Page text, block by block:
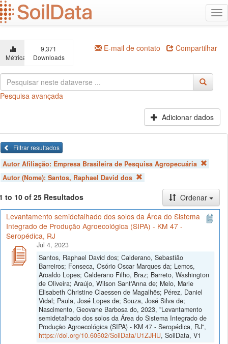
Ir
para
o
principal
Métricas
9,371
Downloads
E-mail de contato Compartilhar
Pesquisa avançada
Adicionar dados
Filtrar resultados
Autor Afiliação: Empresa Brasileira de Pesquisa Agropecuária
Autor (Nome): Santos, Raphael David dos
to 10 of 25 Resultados
Ordenar
Levantamento semidetalhado dos solos da Área do Sistema
Integrado de Produção Agroecológica (SIPA) - KM 47 -
Seropédica, RJ
Jul 4, 2023
Santos, Raphael David dos; Calderano, Sebastião
Barreiros; Fonseca, Osório Oscar Marques da; Lemos,
Aroaldo Lopes; Calderano Filho, Braz; Barreto, Washington
de Oliveira; Araújo, Wilson Sant'Anna de; Melo, Marie
Elisabeth Christine Claessen de Magalhẽs; Pérez, Daniel
Vidal; Paula, José Lopes de; Souza, José Silva de;
Nascimento, Geovane Barbosa do, 2023, "Levantamento
semidetalhado dos solos da Área do Sistema Integrado de
Produção Agroecológica (SIPA) - KM 47 - Seropédica, RJ",
https://doi.org/10.60502/SoilData/U1ZJHU, SoilData, V1